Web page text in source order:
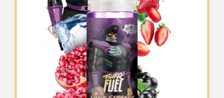
prix :
12,90 €
à
15,99 €